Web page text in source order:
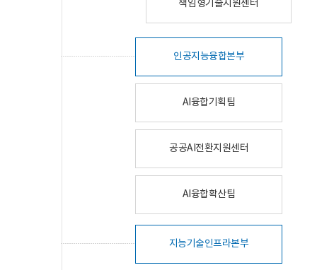
책임형기술지원센터
인공지능융합본부
AI융합기획팀
공공AI전환지원센터
AI융합확산팀
지능기술인프라본부